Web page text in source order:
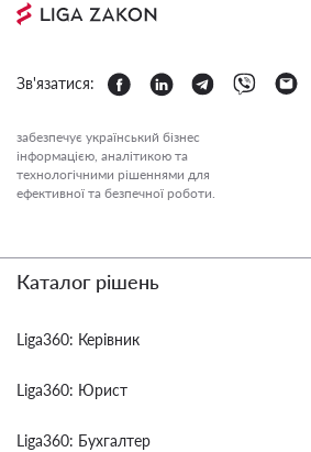
Зв'язатися:
забезпечує український бізнес
інформацією, аналітикою та
технологічними рішеннями для
ефективної та безпечної роботи.
Каталог рішень
Liga360: Керівник
Liga360: Юрист
Liga360: Бухгалтер